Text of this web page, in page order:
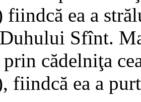
fiindcă ea a
Sfînt.
cădelniţa
fiindcă ea a